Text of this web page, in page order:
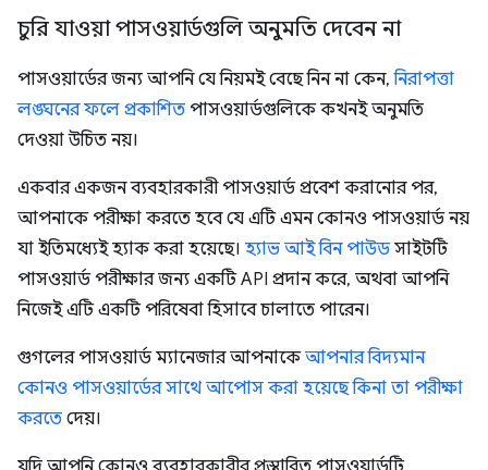
চুরি যাওয়া পাসওয়ার্ডগুলি অনুমতি দেবেন না
পাসওয়ার্ডের জন্য আপনি যে নিয়মই বেছে নিন না কেন,নিরাপত্তা
লঙ্ঘনের ফলে প্রকাশিত পাসওয়ার্ডগুলিকে কখনই অনুমতি
দেওয়া উচিত নয়।
একবার একজন ব্যবহারকারী পাসওয়ার্ড প্রবেশ করানোর পর,
আপনাকে পরীক্ষা করতে হবে যে এটি এমন কোনও পাসওয়ার্ড নয়
যা ইতিমধ্যেই হ্যাক করা হয়েছে। হ্যাভ আই বিন পাউডসাইটটি
পাসওয়ার্ড পরীক্ষার জন্য একটি API প্রদান করে, অথবা আপনি
নিজেই এটি একটি পরিষেবা হিসাবে চালাতে পারেন।
গুগলের পাসওয়ার্ড ম্যানেজার আপনাকেআপনার বিদ্যমান
কোনও পাসওয়ার্ডের সাথে আপোস করা হয়েছে কিনা তা পরীক্ষা
করতে দেয়।